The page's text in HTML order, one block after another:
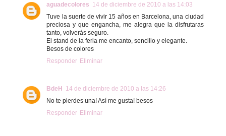
aguadecolores 14 de diciembre de 2010 a las 14:03
Tuve la suerte de vivir 15 años en Barcelona, una ciudad
preciosa y que engancha, me alegra que la disfrutaras
tanto, volverás seguro.
El stand de la feria me encanto, sencillo y elegante.
Besos de colores
Responder Eliminar
BdeH 14 de diciembre de 2010 a las 14:26
No te pierdes una! Así me gusta! besos
Responder Eliminar